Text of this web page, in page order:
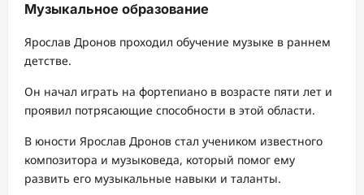
Музыкальное образование
Ярослав Дронов проходил обучение музыке в раннем
детстве.
Он начал играть на фортепиано в возрасте пяти лет и
проявил потрясающие способности в этой области.
В юности Ярослав Дронов стал учеником известного
композитора и музыковеда, который помог ему
развить его музыкальные навыки и таланты.